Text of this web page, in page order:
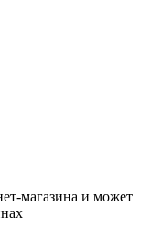
магазина и может